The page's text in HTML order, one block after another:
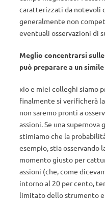
caratterizzati da notevoli
generalmente non
eventuali osservazioni di
Meglio concentrarsi
può preparare a un
«Io e miei colleghi siamo
finalmente si verificherà
non saremo pronti a
assioni. Se una
stimiamo che la
esempio, stia osservando
momento giusto per
assioni (che, come
intorno al 20 per cento,
limitato dello strumento